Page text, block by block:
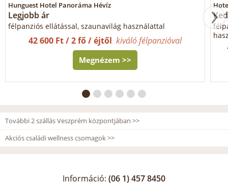
Hunguest Hotel Panoráma Hévíz
Legjobb ár
félpanziós ellátással, szaunavilág használattal
42 600 Ft / 2 fő / éjtőlkiváló félpanzióval
Megnézem >>
További 2 szállás Veszprém központjában >>
Akciós családi wellness csomagok >>
Információ: (06 1) 457 8450